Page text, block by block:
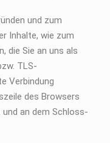
und zum
Inhalte, wie zum
die Sie an uns als
TLS-
Verbindung
des Browsers
an dem Schloss-